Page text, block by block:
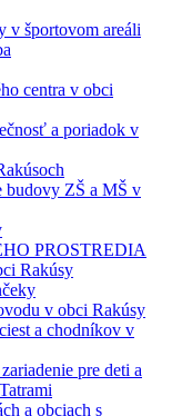
v športovom areáli
centra v obci
a poriadok v
budovy ZŠ a MŠ v
PROSTREDIA
Rakúsy
v obci Rakúsy
a chodníkov v
pre deti a
a obciach s